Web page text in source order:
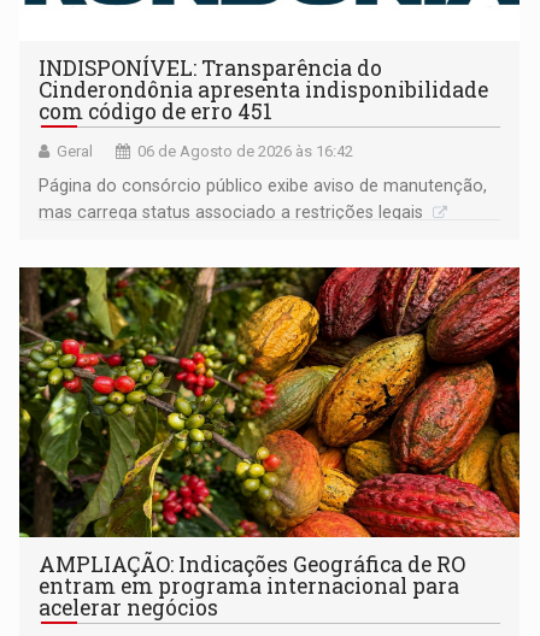
INDISPONÍVEL: Transparência do
Cinderondônia apresenta indisponibilidade
com código de erro 451
Geral 06 de Agosto de 2026 às 16:42
Página do consórcio público exibe aviso de manutenção,
mas carrega status associado a restrições legais
AMPLIAÇÃO: Indicações Geográfica de RO
entram em programa internacional para
acelerar negócios